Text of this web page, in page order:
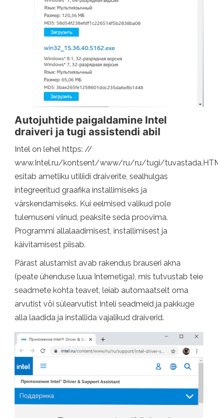
Autojuhtide paigaldamine Intel
draiveri ja tugi assistendi abil
Intel on lehel https: //
www.Intel.ru/kontsent/www/ru/ru/tugi/
esitab ametliku utiliidi draiverite, sealhulgas
integreeritud graafika installimiseks ja
värskendamiseks. Kui eelmised valikud pole
tulemuseni viinud, peaksite seda proovima.
Programmi allalaadimisest, installimisest ja
käivitamisest piisab.
Pärast alustamist avab rakendus brauseri akna
(peate ühenduse luua Internetiga), mis tutvustab teie
seadmete kohta teavet, leiab automaatselt oma
arvutist või sülearvutist Inteli seadmeid ja pakkuge
alla laadida ja installida vajalikud draiverid.